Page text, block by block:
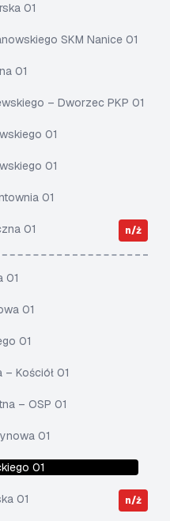
01
SKM Nanice 01
01
– Dworzec PKP 01
01
01
01
01 n/ż
01
01
01
– Kościół 01
– OSP 01
01
01
01 n/ż